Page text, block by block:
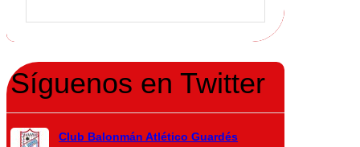
Síguenos en Twitter
Club Balonmán Atlético Guardés